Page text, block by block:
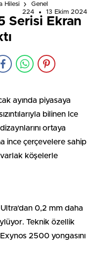
Hilesi
Genel
224
13 Ekim 2024
Serisi Ekran
ayında piyasaya
bilinen Ice
ortaya
ince çerçevelere sahip
köşelerle
0,2 mm daha
Teknik özellik
2500 yongasını